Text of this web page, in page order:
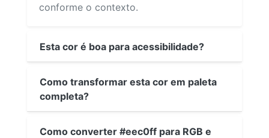
conforme o contexto.
Esta cor é boa para acessibilidade?
Como transformar esta cor em paleta
completa?
Como converter #eec0ff para RGB e